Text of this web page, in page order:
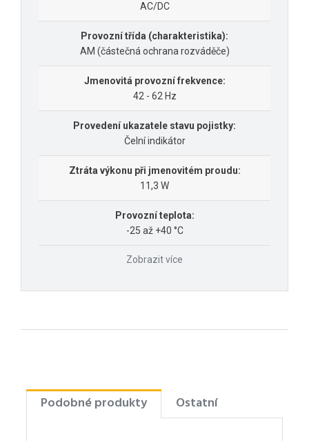
AC/DC
Provozní třída (charakteristika):
AM (částečná ochrana rozváděče)
Jmenovitá provozní frekvence:
42 - 62 Hz
Provedení ukazatele stavu pojistky:
Čelní indikátor
Ztráta výkonu při jmenovitém proudu:
11,3 W
Provozní teplota:
-25 až +40 °C
Zobrazit více
Podobné produkty Ostatní